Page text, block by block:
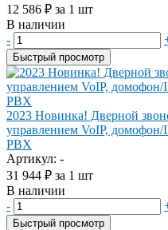
12 586 ₽ за 1 шт
В наличии
-
Быстрый просмотр
2023 Новинка! Дверной
управлением VoIP, домофон/
PBX
Артикул: -
31 944 ₽ за 1 шт
В наличии
-
Быстрый просмотр